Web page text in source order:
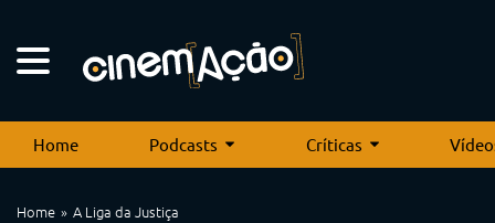
Home Podcasts Críticas
Home A Liga da Justiça